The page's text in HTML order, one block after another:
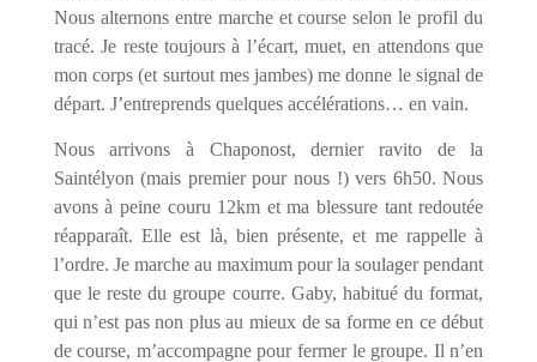
Nous alternons entre marche et course selon le profil du
tracé. Je reste toujours à l’écart, muet, en attendons que
mon corps (et surtout mes jambes) me donne le signal de
départ. J’entreprends quelques accélérations… en vain.
Nous arrivons à Chaponost, dernier ravito de la
Saintélyon (mais premier pour nous !) vers 6h50. Nous
avons à peine couru 12km et ma blessure tant redoutée
réapparaît. Elle est là, bien présente, et me rappelle à
l’ordre. Je marche au maximum pour la soulager pendant
que le reste du groupe courre. Gaby, habitué du format,
qui n’est pas non plus au mieux de sa forme en ce début
de course, m’accompagne pour fermer le groupe. Il n’en